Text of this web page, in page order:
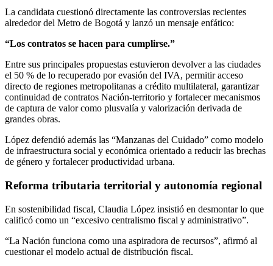
La candidata cuestionó directamente las controversias recientes
alrededor del Metro de Bogotá y lanzó un mensaje enfático:
“Los contratos se hacen para cumplirse.”
Entre sus principales propuestas estuvieron devolver a las ciudades
el 50 % de lo recuperado por evasión del IVA, permitir acceso
directo de regiones metropolitanas a crédito multilateral, garantizar
continuidad de contratos Nación-territorio y fortalecer mecanismos
de captura de valor como plusvalía y valorización derivada de
grandes obras.
López defendió además las “Manzanas del Cuidado” como modelo
de infraestructura social y económica orientado a reducir las brechas
de género y fortalecer productividad urbana.
Reforma tributaria territorial y autonomía regional
En sostenibilidad fiscal, Claudia López insistió en desmontar lo que
calificó como un “excesivo centralismo fiscal y administrativo”.
“La Nación funciona como una aspiradora de recursos”, afirmó al
cuestionar el modelo actual de distribución fiscal.